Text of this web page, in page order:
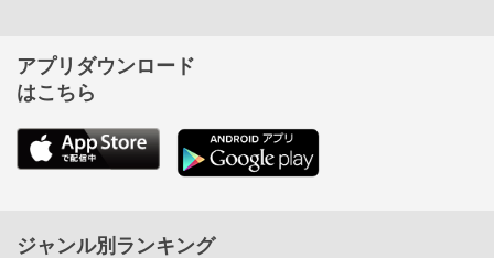
アプリダウンロード
はこちら
ジャンル別ランキング